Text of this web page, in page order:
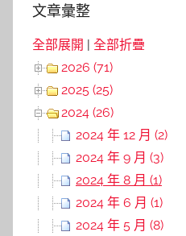
文章彙整
全部展開 | 全部折疊
2026 (71)
2025 (25)
2024 (26)
2024 年 12 月 (2)
2024 年 9 月 (3)
2024 年 8 月 (1)
2024 年 6 月 (1)
2024 年 5 月 (8)